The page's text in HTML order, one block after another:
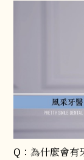
Q：為什麼會有